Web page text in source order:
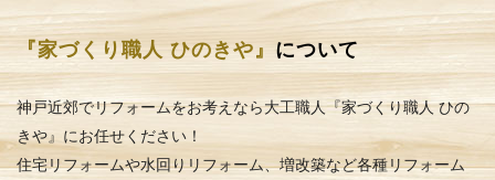
『家づくり職人 ひのきや』 について
神戸近郊でリフォームをお考えなら大工職人『家づくり職人 ひの
きや』にお任せください！
住宅リフォームや水回りリフォーム、増改築など各種リフォーム